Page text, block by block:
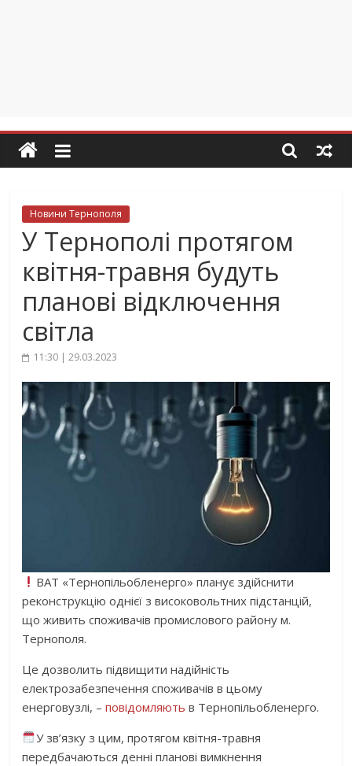
Новини Тернополя
У Тернополі протягом
квітня-травня будуть
планові відключення
світла
11:30 | 29.03.2023
ВАТ «Тернопільобленерго» планує здійснити
реконструкцію однієї з високовольтних підстанцій,
що живить споживачів промислового району м.
Тернополя.
Це дозволить підвищити надійність
електрозабезпечення споживачів в цьому
енерговузлі, –повідомляють в Тернопільобленерго.
У зв’язку з цим, протягом квітня-травня
передбачаються денні планові вимкнення